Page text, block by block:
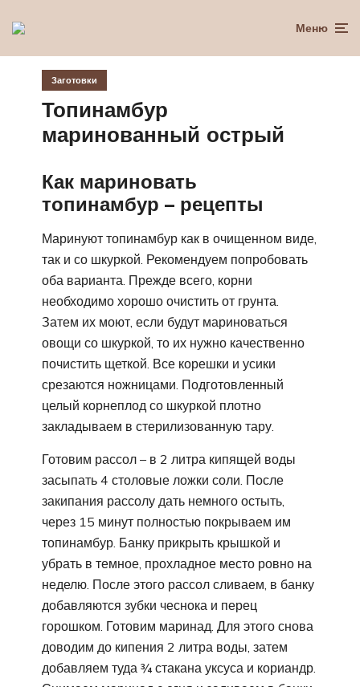
Меню
Заготовки
Топинамбур
маринованный острый
Как мариновать
топинамбур – рецепты
Маринуют топинамбур как в очищенном виде,
так и со шкуркой. Рекомендуем попробовать
оба варианта. Прежде всего, корни
необходимо хорошо очистить от грунта.
Затем их моют, если будут мариноваться
овощи со шкуркой, то их нужно качественно
почистить щеткой. Все корешки и усики
срезаются ножницами. Подготовленный
целый корнеплод со шкуркой плотно
закладываем в стерилизованную тару.
Готовим рассол – в 2 литра кипящей воды
засыпать 4 столовые ложки соли. После
закипания рассолу дать немного остыть,
через 15 минут полностью покрываем им
топинамбур. Банку прикрыть крышкой и
убрать в темное, прохладное место ровно на
неделю. После этого рассол сливаем, в банку
добавляются зубки чеснока и перец
горошком. Готовим маринад. Для этого снова
доводим до кипения 2 литра воды, затем
добавляем туда ¾ стакана уксуса и кориандр.